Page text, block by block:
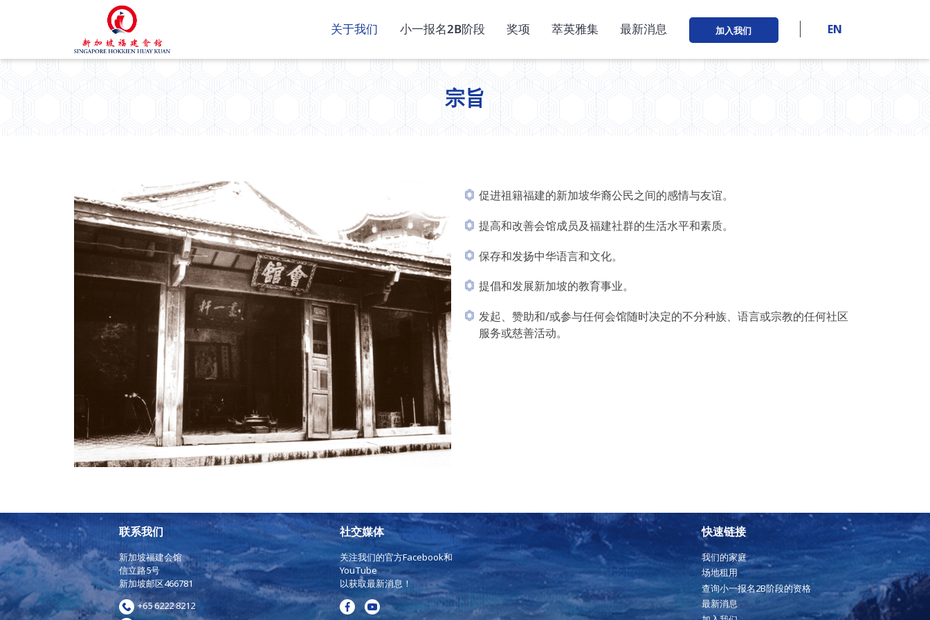
关于我们 小一报名2B阶段 奖项 萃英雅集 最新消息 加入我们 EN
宗旨
促进祖籍福建的新加坡华裔公民之间的感情与友谊。
提高和改善会馆成员及福建社群的生活水平和素质。
保存和发扬中华语言和文化。
提倡和发展新加坡的教育事业。
发起、赞助和/或参与任何会馆随时决定的不分种族、语言或宗教的任何社区
服务或慈善活动。
联系我们
新加坡福建会馆
信立路5号
新加坡邮区466781
+65 6222 8212
社交媒体
关注我们的官方Facebook和
YouTube
以获取最新消息！
快速链接
我们的家庭
场地租用
查询小一报名2B阶段的资格
最新消息